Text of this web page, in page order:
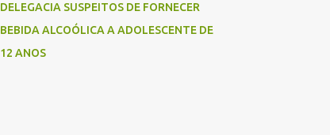
DELEGACIA SUSPEITOS DE FORNECER
BEBIDA ALCOÓLICA A ADOLESCENTE DE
12 ANOS